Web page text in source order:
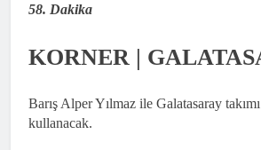
58. Dakika
KORNER |
Barış Alper Yılmaz ile Galatasaray
kullanacak.